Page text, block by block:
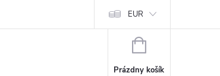
Podmienky ochrany osobných údajov
EUR
NÁKUPNÝ
Prázdny košík